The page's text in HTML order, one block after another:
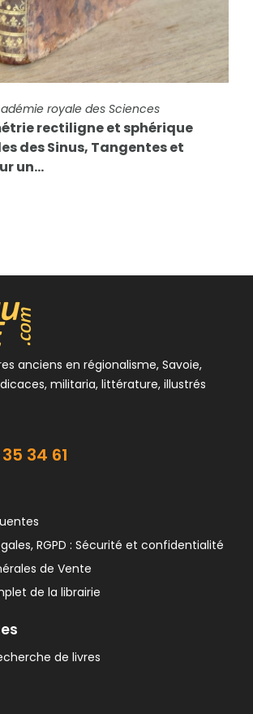
royale des Sciences
rectiligne et sphérique
des Sinus, Tangentes et
un...
Petite méthode de
airs populaires à l’usage des
anciens en régionalisme, Savoie,
militaria, littérature, illustrés
34 61
RGPD : Sécurité et confidentialité
de Vente
de la librairie
de livres